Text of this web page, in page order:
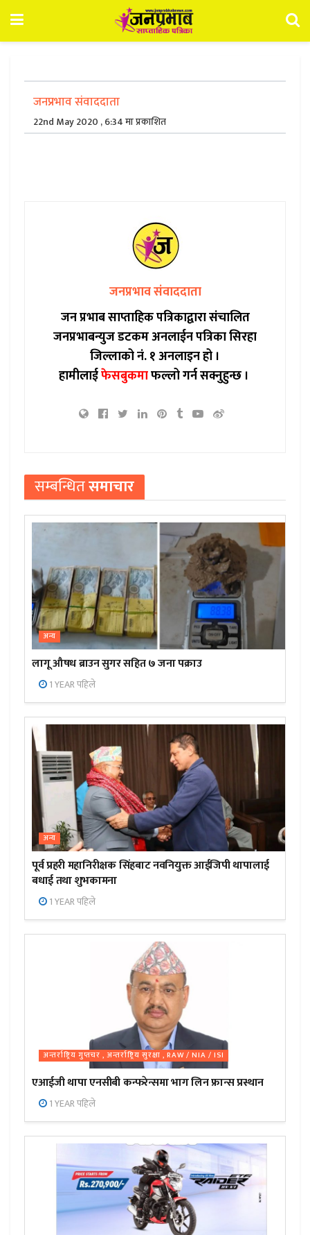
जनप्रभाव संवाददाता
22nd May 2020 , 6:34 मा प्रकाशित
जनप्रभाव संवाददाता
जन प्रभाब साप्ताहिक पत्रिकाद्वारा संचालित
जनप्रभाबन्युज डटकम अनलाईन पत्रिका सिरहा
जिल्लाको नं. १ अनलाइन हो ।
हामीलाईफेसबुकमाफल्लो गर्न सक्नुहुन्छ ।
सम्बन्धितसमाचार
अन्य
लागू औषध ब्राउन सुगर सहित ७ जना पक्राउ
1 YEAR पहिले
अन्य
पूर्व प्रहरी महानिरीक्षक सिंहबाट नवनियुक्त आईजिपी थापालाई
बधाई तथा शुभकामना
1 YEAR पहिले
अन्तर्राष्ट्रिय गुप्तचर , अन्तर्राष्ट्रिय सुरक्षा , RAW / NIA / ISI
एआईजी थापा एनसीबी कन्फरेन्समा भाग लिन फ्रान्स प्रस्थान
1 YEAR पहिले